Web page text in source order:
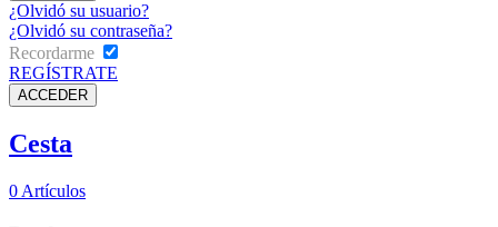
¿Olvidó su usuario?
¿Olvidó su contraseña?
Recordarme
REGÍSTRATE
Cesta
0 Artículos